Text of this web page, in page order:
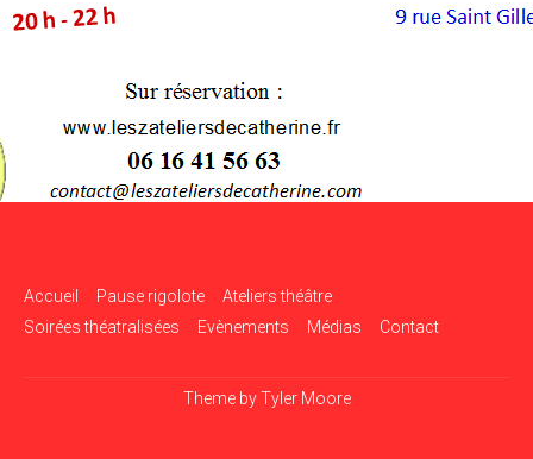
Accueil Pause rigolote
Ateliers théâtre
Soirées théatralisées
Evènements Médias Contact
Theme byTyler Moore